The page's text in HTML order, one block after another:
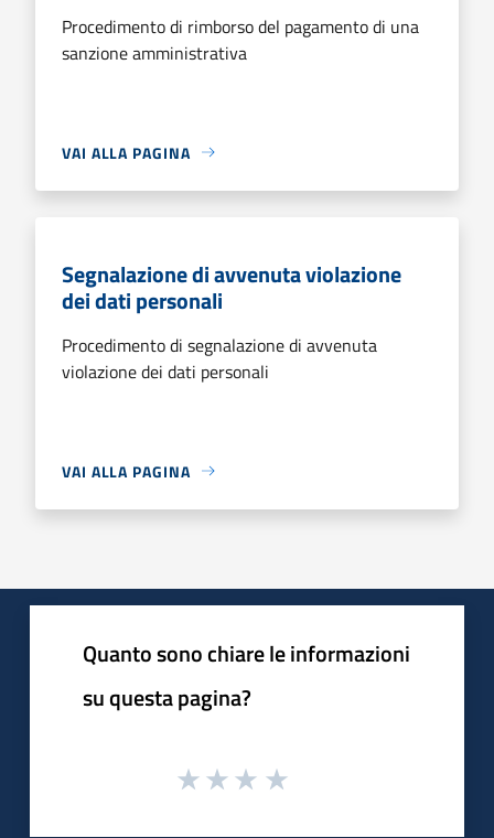
Procedimento di rimborso del pagamento di una
sanzione amministrativa
VAI ALLA PAGINA
Segnalazione di avvenuta violazione
dei dati personali
Procedimento di segnalazione di avvenuta
violazione dei dati personali
VAI ALLA PAGINA
Quanto sono chiare le informazioni
su questa pagina?